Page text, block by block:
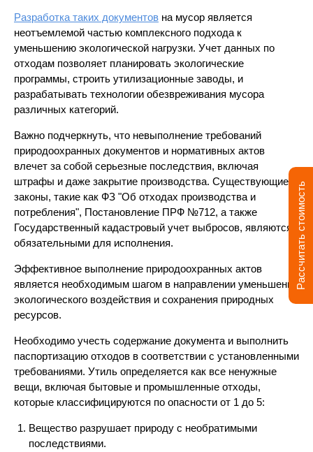
Рассчитать стоимость
Разработка таких документов на мусор является
неотъемлемой частью комплексного подхода к
уменьшению экологической нагрузки. Учет данных по
отходам позволяет планировать экологические
программы, строить утилизационные заводы, и
разрабатывать технологии обезвреживания мусора
различных категорий.
Важно подчеркнуть, что невыполнение требований
природоохранных документов и нормативных актов
влечет за собой серьезные последствия, включая
штрафы и даже закрытие производства. Существующие
законы, такие как ФЗ "Об отходах производства и
потребления", Постановление ПРФ №712, а также
Государственный кадастровый учет выбросов, являются
обязательными для исполнения.
Эффективное выполнение природоохранных актов
является необходимым шагом в направлении уменьшения
экологического воздействия и сохранения природных
ресурсов.
Необходимо учесть содержание документа и выполнить
паспортизацию отходов в соответствии с установленными
требованиями. Утиль определяется как все ненужные
вещи, включая бытовые и промышленные отходы,
которые классифицируются по опасности от 1 до 5:
Вещество разрушает природу с необратимыми
последствиями.